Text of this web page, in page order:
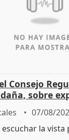
Consejo
sobre
07/08/